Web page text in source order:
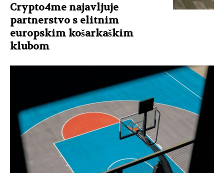
Crypto4me najavljuje
partnerstvo s elitnim
europskim košarkaškim
klubom